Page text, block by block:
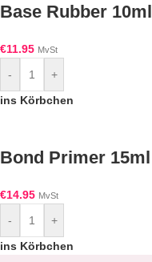
Base Rubber 10ml
€11.95 MvSt
-
+
ins Körbchen
Bond Primer 15ml
€14.95 MvSt
-
+
ins Körbchen